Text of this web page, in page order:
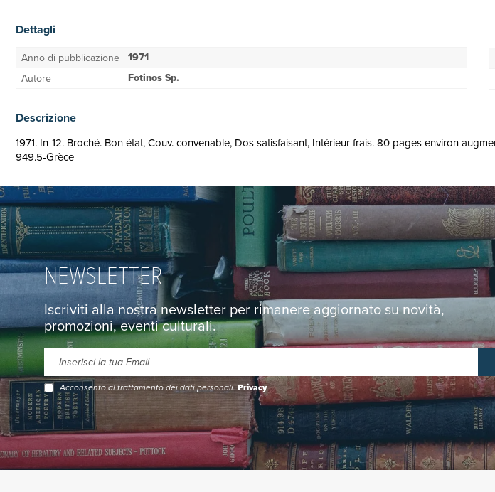
Dettagli
Anno di pubblicazione 1971
Autore Fotinos Sp.
Descrizione
1971. In-12. Broché. Bon état, Couv. convenable, Dos satisfaisant, Intérieur frais. 80 pages environ
949.5-Grèce
NEWSLETTER
Iscriviti alla nostra newsletter per rimanere aggiornato su novità,
promozioni, eventi culturali.
Acconsento al trattamento dei dati personali.Privacy